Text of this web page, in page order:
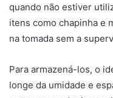
quando não estiver
itens como chapinha e
na tomada sem a
Para armazená-los, o
longe da umidade e